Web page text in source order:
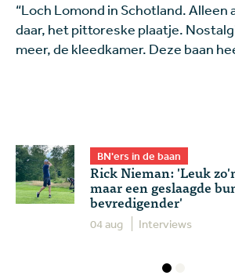
“Loch Lomond in Schotland. Alleen
daar, het pittoreske plaatje.
meer, de kleedkamer. Deze baan
BN'ers in de baan
Rick Nieman: 'Leuk
maar een geslaagde
bevredigender'
04 aug Interviews